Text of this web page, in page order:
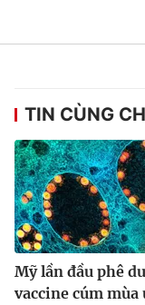
TIN CÙNG
Mỹ lần đầu phê
vaccine cúm mùa